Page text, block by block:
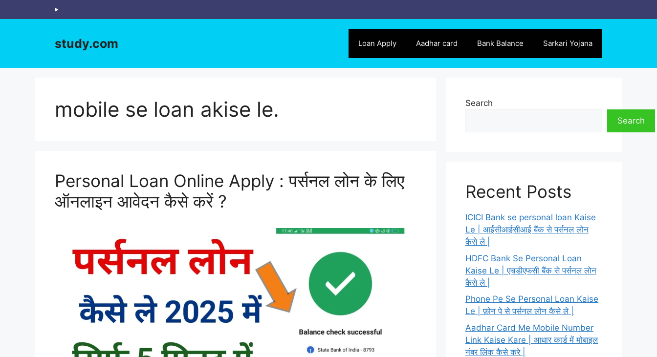
to
study.com Loan Apply Aadhar card Bank Balance Sarkari Yojana
mobile se loan akise le.
Personal Loan Online Apply : पर्सनल लोन के लिए
ऑनलाइन आवेदन कैसे करें ?
Search
Search
Recent Posts
ICICI Bank se personal loan Kaise
Le | आईसीआईसीआई बैंक से पर्सनल लोन
कैसे ले |
HDFC Bank Se Personal Loan
Kaise Le | एचडीएफसी बैंक से पर्सनल लोन
कैसे ले |
Phone Pe Se Personal Loan Kaise
Le | फ़ोन पे से पर्सनल लोन कैसे ले |
Aadhar Card Me Mobile Number
Link Kaise Kare | आधार कार्ड में मोबाइल
नंबर लिंक कैसे करे |